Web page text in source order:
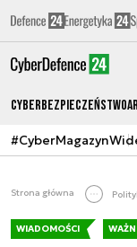
Cyberbezpieczeństwo
#CyberMagazyn
Strona główna
WIADOMOŚCI